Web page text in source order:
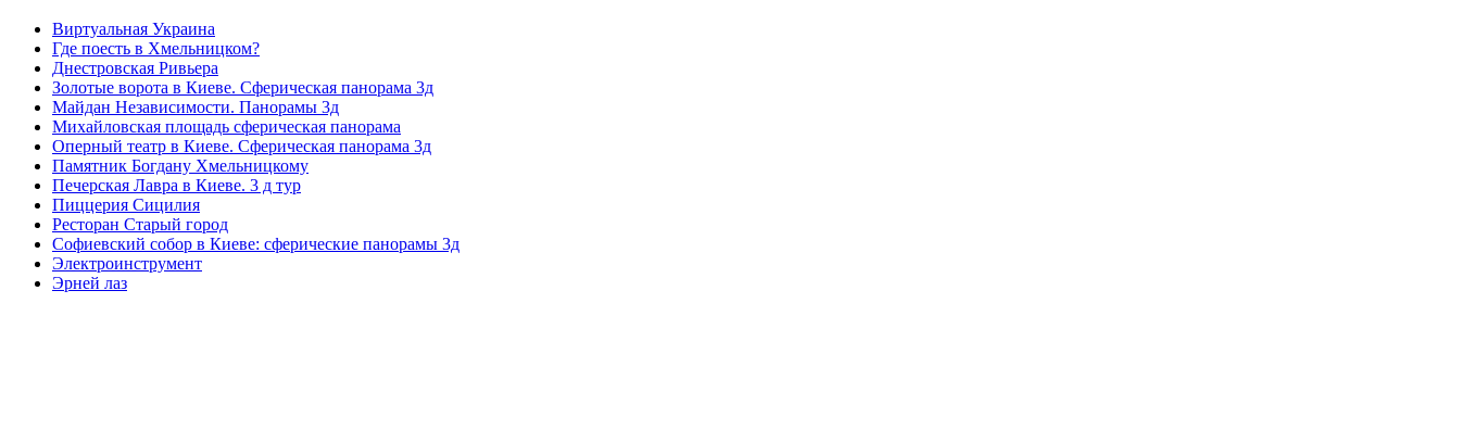
Виртуальная Украина
Где поесть в Хмельницком?
Днестровская Ривьера
Золотые ворота в Киеве. Сферическая панорама 3д
Майдан Независимости. Панорамы 3д
Михайловская площадь сферическая панорама
Оперный театр в Киеве. Сферическая панорама 3д
Памятник Богдану Хмельницкому
Печерская Лавра в Киеве. 3 д тур
Пиццерия Сицилия
Ресторан Старый город
Софиевский собор в Киеве: сферические панорамы 3д
Электроинструмент
Эрней лаз